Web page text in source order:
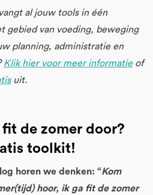
al jouw tools in één
gebied van voeding, beweging
planning, administratie en
Klik hier voor meer informatieof
uit.
de zomer door?
toolkit!
horen we denken: “Kom
hoor, ik ga fit de zomer